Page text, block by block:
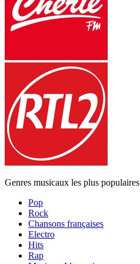
Genres musicaux les plus populaires
Pop
Rock
Chansons françaises
Electro
Hits
Rap